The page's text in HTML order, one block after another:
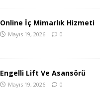
Online İç Mimarlık Hizmeti
Mayıs 19, 2026 0
Engelli Lift Ve Asansörü
Mayıs 19, 2026 0